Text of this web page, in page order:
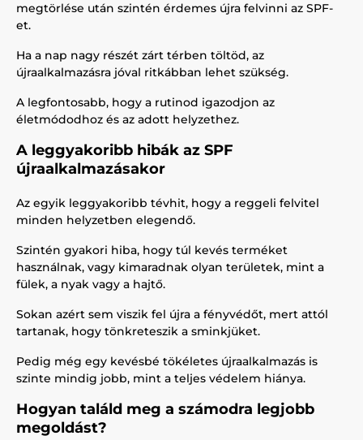
megtörlése után szintén érdemes újra felvinni az SPF-
et.
Ha a nap nagy részét zárt térben töltöd, az
újraalkalmazásra jóval ritkábban lehet szükség.
A legfontosabb, hogy a rutinod igazodjon az
életmódodhoz és az adott helyzethez.
A leggyakoribb hibák az SPF
újraalkalmazásakor
Az egyik leggyakoribb tévhit, hogy a reggeli felvitel
minden helyzetben elegendő.
Szintén gyakori hiba, hogy túl kevés terméket
használnak, vagy kimaradnak olyan területek, mint a
fülek, a nyak vagy a hajtő.
Sokan azért sem viszik fel újra a fényvédőt, mert attól
tartanak, hogy tönkreteszik a sminkjüket.
Pedig még egy kevésbé tökéletes újraalkalmazás is
szinte mindig jobb, mint a teljes védelem hiánya.
Hogyan találd meg a számodra legjobb
megoldást?